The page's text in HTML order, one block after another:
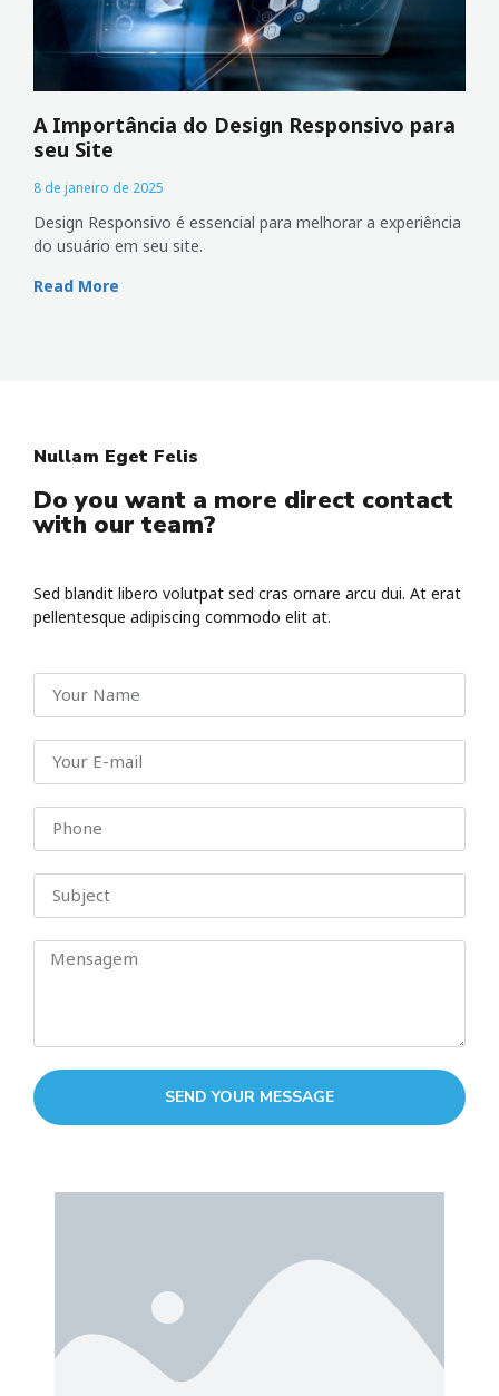
A Importância do Design Responsivo para
seu Site
8 de janeiro de 2025
Design Responsivo é essencial para melhorar a experiência
do usuário em seu site.
Read More
Nullam Eget Felis
Do you want a more direct contact
with our team?
Sed blandit libero volutpat sed cras ornare arcu dui. At erat
pellentesque adipiscing commodo elit at.
SEND YOUR MESSAGE